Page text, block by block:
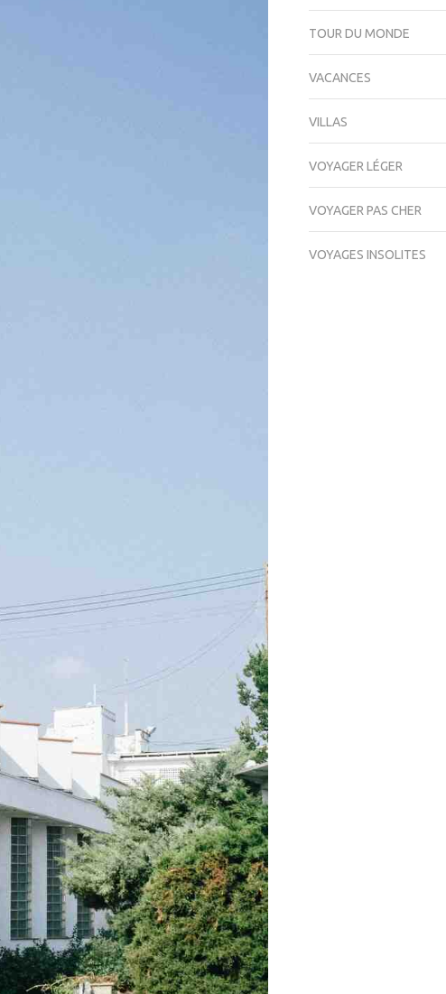
TOUR DU MONDE
VACANCES
VILLAS
VOYAGER LÉGER
VOYAGER PAS CHER
VOYAGES INSOLITES